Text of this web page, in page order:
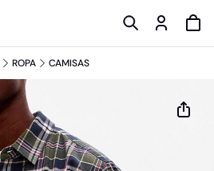
ROPA CAMISAS